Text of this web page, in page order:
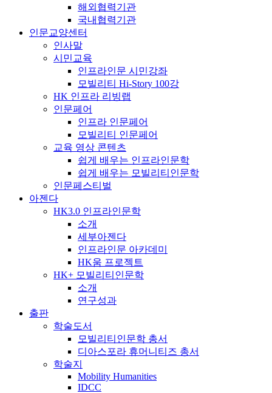
해외협력기관
국내협력기관
인문교양센터
인사말
시민교육
인프라인문 시민강좌
모빌리티 Hi-Story 100강
HK 인프라 리빙랩
인문페어
인프라 인문페어
모빌리티 인문페어
교육 영상 콘텐츠
쉽게 배우는 인프라인문학
쉽게 배우는 모빌리티인문학
인문페스티벌
아젠다
HK3.0 인프라인문학
소개
세부아젠다
인프라인문 아카데미
HK움 프로젝트
HK+ 모빌리티인문학
소개
연구성과
출판
학술도서
모빌리티인문학 총서
디아스포라 휴머니티즈 총서
학술지
Mobility Humanities
IDCC